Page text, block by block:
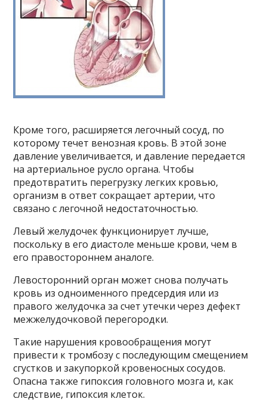
Кроме того, расширяется легочный сосуд, по
которому течет венозная кровь. В этой зоне
давление увеличивается, и давление передается
на артериальное русло органа. Чтобы
предотвратить перегрузку легких кровью,
организм в ответ сокращает артерии, что
связано с легочной недостаточностью.
Левый желудочек функционирует лучше,
поскольку в его диастоле меньше крови, чем в
его правостороннем аналоге.
Левосторонний орган может снова получать
кровь из одноименного предсердия или из
правого желудочка за счет утечки через дефект
межжелудочковой перегородки.
Такие нарушения кровообращения могут
привести к тромбозу с последующим смещением
сгустков и закупоркой кровеносных сосудов.
Опасна также гипоксия головного мозга и, как
следствие, гипоксия клеток.